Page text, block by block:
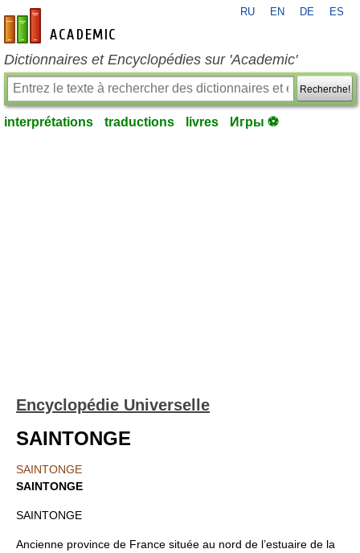
fr-academic.com
RU EN DE ES
Dictionnaires et Encyclopédies sur 'Academic'
Recherche!
interprétations traductions livres Игры ⚽
Encyclopédie Universelle
SAINTONGE
SAINTONGE
SAINTONGE
SAINTONGE
Ancienne province de France située au nord de l’estuaire de la